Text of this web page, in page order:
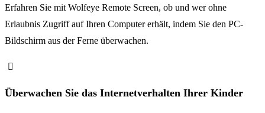
Erfahren Sie mit Wolfeye Remote Screen, ob und wer ohne
Erlaubnis Zugriff auf Ihren Computer erhält, indem Sie den PC-
Bildschirm aus der Ferne überwachen.
Überwachen Sie das Internetverhalten Ihrer Kinder